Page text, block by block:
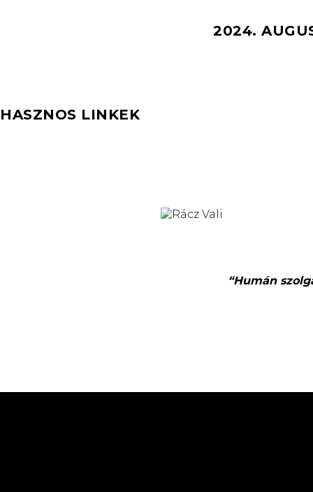
2024.
HASZNOS LINKEK
“Humán